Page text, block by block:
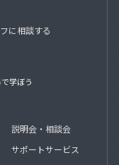
に相談する
学ぼう
説明会・相談会
サポートサービス